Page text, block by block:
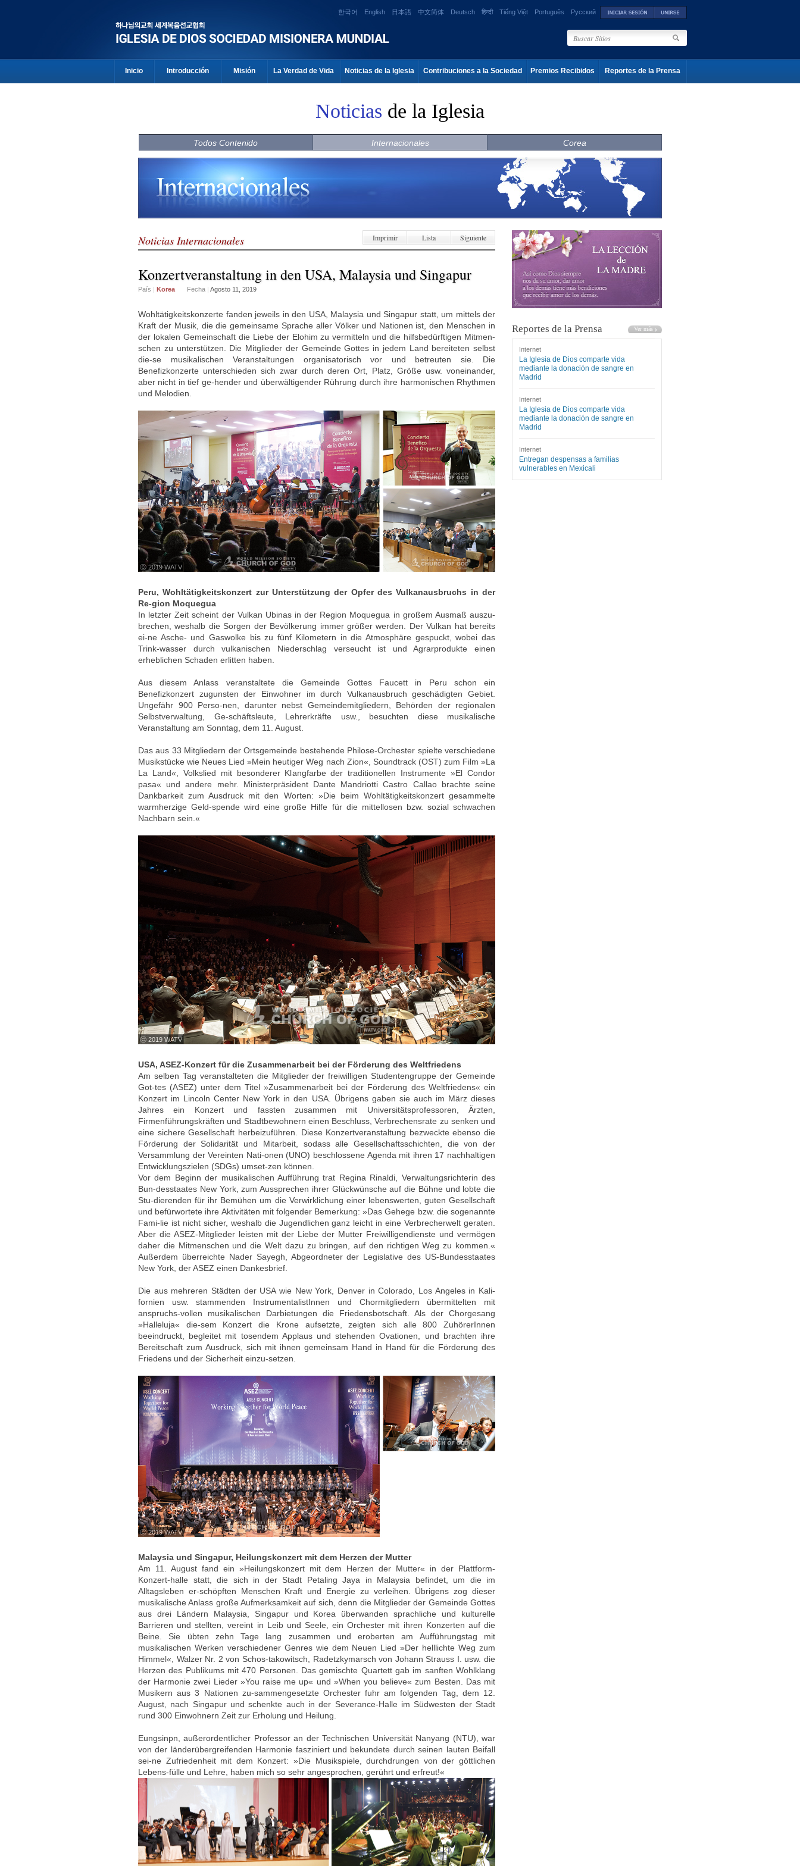
한국어 English 日本語 中文简体 Deutsch हिन्दी Tiếng Việt Português Русский
Inicio Introducción Misión La Verdad de Vida Noticias de la Iglesia Contribuciones a la Sociedad Premios Recibidos Reportes de la Prensa
Noticias de la Iglesia
Todos Contenido Internacionales Corea
Noticias Internacionales Imprimir Lista Siguiente
Konzertveranstaltung in den USA, Malaysia und Singapur
País | Korea Fecha | Agosto 11, 2019
Wohltätigkeitskonzerte fanden jeweils in den USA, Malaysia und Singapur statt, um mittels der
Kraft der Musik, die die gemeinsame Sprache aller Völker und Nationen ist, den Menschen in
der lokalen Gemeinschaft die Liebe der Elohim zu vermitteln und die hilfsbedürftigen Mitmen-
schen zu unterstützen. Die Mitglieder der Gemeinde Gottes in jedem Land bereiteten selbst
die-se musikalischen Veranstaltungen organisatorisch vor und betreuten sie. Die
Benefizkonzerte unterschieden sich zwar durch deren Ort, Platz, Größe usw. voneinander,
aber nicht in tief ge-hender und überwältigender Rührung durch ihre harmonischen Rhythmen
und Melodien.
ⓒ 2019 WATV
Peru, Wohltätigkeitskonzert zur Unterstützung der Opfer des Vulkanausbruchs in der
Re-gion Moquegua
In letzter Zeit scheint der Vulkan Ubinas in der Region Moquegua in großem Ausmaß auszu-
brechen, weshalb die Sorgen der Bevölkerung immer größer werden. Der Vulkan hat bereits
ei-ne Asche- und Gaswolke bis zu fünf Kilometern in die Atmosphäre gespuckt, wobei das
Trink-wasser durch vulkanischen Niederschlag verseucht ist und Agrarprodukte einen
erheblichen Schaden erlitten haben.
Aus diesem Anlass veranstaltete die Gemeinde Gottes Faucett in Peru schon ein
Benefizkonzert zugunsten der Einwohner im durch Vulkanausbruch geschädigten Gebiet.
Ungefähr 900 Perso-nen, darunter nebst Gemeindemitgliedern, Behörden der regionalen
Selbstverwaltung, Ge-schäftsleute, Lehrerkräfte usw., besuchten diese musikalische
Veranstaltung am Sonntag, dem 11. August.
Das aus 33 Mitgliedern der Ortsgemeinde bestehende Philose-Orchester spielte verschiedene
Musikstücke wie Neues Lied »Mein heutiger Weg nach Zion«, Soundtrack (OST) zum Film »La
La Land«, Volkslied mit besonderer Klangfarbe der traditionellen Instrumente »El Condor
pasa« und andere mehr. Ministerpräsident Dante Mandriotti Castro Callao brachte seine
Dankbarkeit zum Ausdruck mit den Worten: »Die beim Wohltätigkeitskonzert gesammelte
warmherzige Geld-spende wird eine große Hilfe für die mittellosen bzw. sozial schwachen
Nachbarn sein.«
ⓒ 2019 WATV
USA, ASEZ-Konzert für die Zusammenarbeit bei der Förderung des Weltfriedens
Am selben Tag veranstalteten die Mitglieder der freiwilligen Studentengruppe der Gemeinde
Got-tes (ASEZ) unter dem Titel »Zusammenarbeit bei der Förderung des Weltfriedens« ein
Konzert im Lincoln Center New York in den USA. Übrigens gaben sie auch im März dieses
Jahres ein Konzert und fassten zusammen mit Universitätsprofessoren, Ärzten,
Firmenführungskräften und Stadtbewohnern einen Beschluss, Verbrechensrate zu senken und
eine sichere Gesellschaft herbeizuführen. Diese Konzertveranstaltung bezweckte ebenso die
Förderung der Solidarität und Mitarbeit, sodass alle Gesellschaftsschichten, die von der
Versammlung der Vereinten Nati-onen (UNO) beschlossene Agenda mit ihren 17 nachhaltigen
Entwicklungszielen (SDGs) umset-zen können.
Vor dem Beginn der musikalischen Aufführung trat Regina Rinaldi, Verwaltungsrichterin des
Bun-desstaates New York, zum Aussprechen ihrer Glückwünsche auf die Bühne und lobte die
Stu-dierenden für ihr Bemühen um die Verwirklichung einer lebenswerten, guten Gesellschaft
und befürwortete ihre Aktivitäten mit folgender Bemerkung: »Das Gehege bzw. die sogenannte
Fami-lie ist nicht sicher, weshalb die Jugendlichen ganz leicht in eine Verbrecherwelt geraten.
Aber die ASEZ-Mitglieder leisten mit der Liebe der Mutter Freiwilligendienste und vermögen
daher die Mitmenschen und die Welt dazu zu bringen, auf den richtigen Weg zu kommen.«
Außerdem überreichte Nader Sayegh, Abgeordneter der Legislative des US-Bundesstaates
New York, der ASEZ einen Dankesbrief.
Die aus mehreren Städten der USA wie New York, Denver in Colorado, Los Angeles in Kali-
fornien usw. stammenden InstrumentalistInnen und Chormitgliedern übermittelten mit
anspruchs-vollen musikalischen Darbietungen die Friedensbotschaft. Als der Chorgesang
»Halleluja« die-sem Konzert die Krone aufsetzte, zeigten sich alle 800 ZuhörerInnen
beeindruckt, begleitet mit tosendem Applaus und stehenden Ovationen, und brachten ihre
Bereitschaft zum Ausdruck, sich mit ihnen gemeinsam Hand in Hand für die Förderung des
Friedens und der Sicherheit einzu-setzen.
ⓒ 2019 WATV
Malaysia und Singapur, Heilungskonzert mit dem Herzen der Mutter
Am 11. August fand ein »Heilungskonzert mit dem Herzen der Mutter« in der Plattform-
Konzert-halle statt, die sich in der Stadt Petaling Jaya in Malaysia befindet, um die im
Alltagsleben er-schöpften Menschen Kraft und Energie zu verleihen. Übrigens zog dieser
musikalische Anlass große Aufmerksamkeit auf sich, denn die Mitglieder der Gemeinde Gottes
aus drei Ländern Malaysia, Singapur und Korea überwanden sprachliche und kulturelle
Barrieren und stellten, vereint in Leib und Seele, ein Orchester mit ihren Konzerten auf die
Beine. Sie übten zehn Tage lang zusammen und eroberten am Aufführungstag mit
musikalischen Werken verschiedener Genres wie dem Neuen Lied »Der helllichte Weg zum
Himmel«, Walzer Nr. 2 von Schos-takowitsch, Radetzkymarsch von Johann Strauss I. usw. die
Herzen des Publikums mit 470 Personen. Das gemischte Quartett gab im sanften Wohlklang
der Harmonie zwei Lieder »You raise me up« und »When you believe« zum Besten. Das mit
Musikern aus 3 Nationen zu-sammengesetzte Orchester fuhr am folgenden Tag, dem 12.
August, nach Singapur und schenkte auch in der Severance-Halle im Südwesten der Stadt
rund 300 Einwohnern Zeit zur Erholung und Heilung.
Eungsinpn, außerordentlicher Professor an der Technischen Universität Nanyang (NTU), war
von der länderübergreifenden Harmonie fasziniert und bekundete durch seinen lauten Beifall
sei-ne Zufriedenheit mit dem Konzert: »Die Musikspiele, durchdrungen von der göttlichen
Lebens-fülle und Lehre, haben mich so sehr angesprochen, gerührt und erfreut!«
Reportes de la Prensa
Internet
La Iglesia de Dios comparte vida
mediante la donación de sangre en
Madrid
Internet
La Iglesia de Dios comparte vida
mediante la donación de sangre en
Madrid
Internet
Entregan despensas a familias
vulnerables en Mexicali